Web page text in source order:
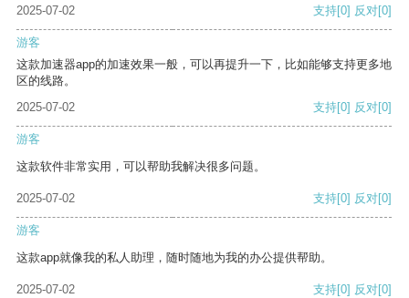
2025-07-02
支持[0] 反对[0]
游客
这款加速器app的加速效果一般，可以再提升一下，比如能够支持更多地
区的线路。
2025-07-02
支持[0] 反对[0]
游客
这款软件非常实用，可以帮助我解决很多问题。
2025-07-02 支持[0] 反对[0]
游客
这款app就像我的私人助理，随时随地为我的办公提供帮助。
2025-07-02 支持[0] 反对[0]